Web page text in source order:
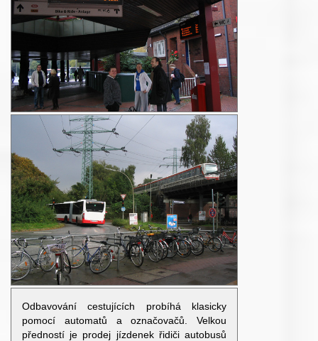
Odbavování cestujících probíhá klasicky
pomocí automatů a označovačů. Velkou
předností je prodej jízdenek řidiči autobusů